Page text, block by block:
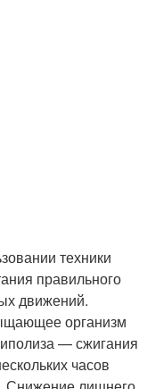
техники
правильного
движений.
организм
— сжигания
часов